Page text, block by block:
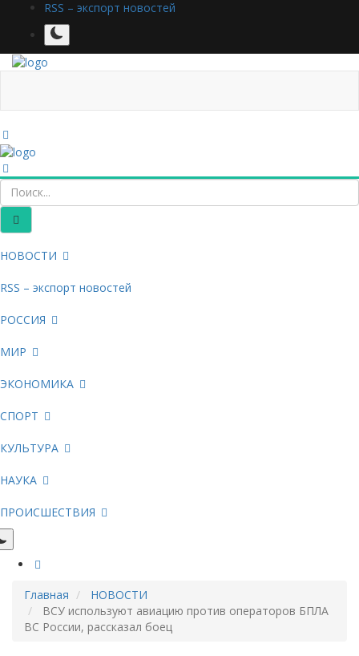
RSS – экспорт новостей
НОВОСТИ
RSS – экспорт новостей
РОССИЯ
МИР
ЭКОНОМИКА
СПОРТ
КУЛЬТУРА
НАУКА
ПРОИСШЕСТВИЯ
Главная
НОВОСТИ
ВСУ используют авиацию против операторов БПЛА
ВС России, рассказал боец